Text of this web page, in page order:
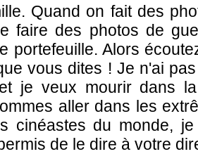
Quand on fait des
faire des photos de
portefeuille. Alors
vous dites ! Je n'ai
je veux mourir dans
aller dans les
cinéastes du monde,
de le dire à votre